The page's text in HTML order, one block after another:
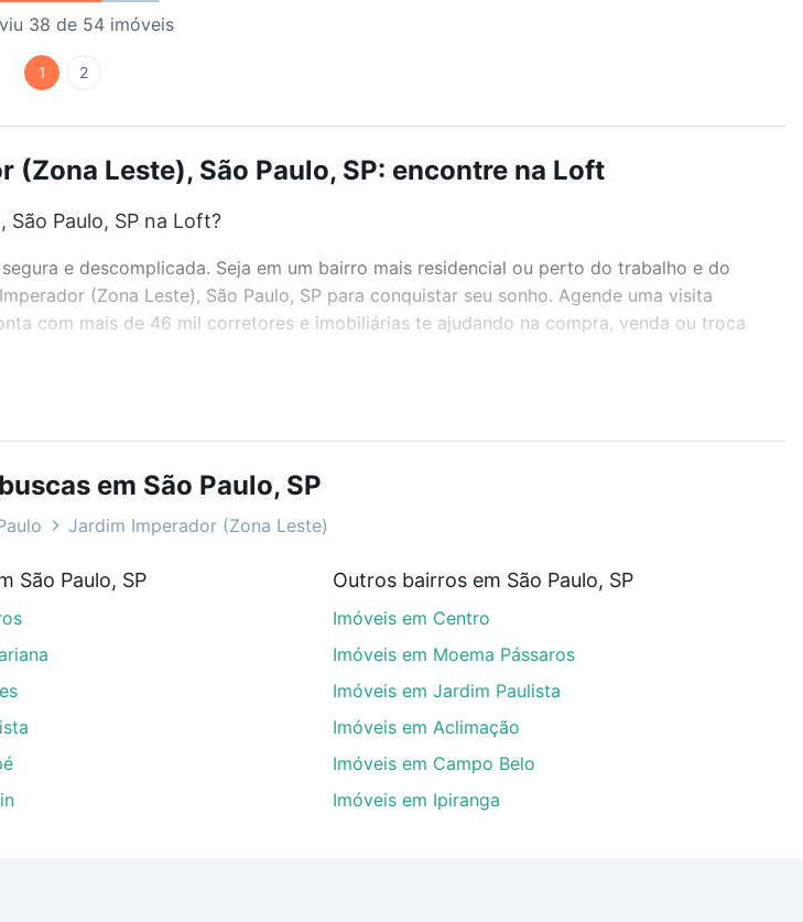
38 de 54 imóveis
1 2
(Zona Leste), São Paulo, SP: encontre na Loft
Paulo, SP na Loft?
e descomplicada. Seja em um bairro mais residencial ou perto do trabalho e do
(Zona Leste), São Paulo, SP para conquistar seu sonho. Agende uma visita
com mais de 46 mil corretores e imobiliárias te ajudando na compra, venda ou troca
favoritos. Você também pode usar os filtros como quantidade de quartos, suítes, com
e comodidades, como piscina, academia, salão de festas ou área verde e encontrar
você na Loft.
(Zona Leste), São Paulo, SP que custam a partir de R$ 0 e com nossas opções
ainda tem alguma dúvida dos custos envolvidos no processo de compra, veja em
comprar o imóvel dos seus sonhos com segurança e conforto. Loft, com você até as
em São Paulo, SP
Jardim Imperador (Zona Leste)
São Paulo, SP Outros bairros em São Paulo, SP
Imóveis em Centro
Imóveis em Moema Pássaros
Imóveis em Jardim Paulista
Imóveis em Aclimação
Imóveis em Campo Belo
Imóveis em Ipiranga